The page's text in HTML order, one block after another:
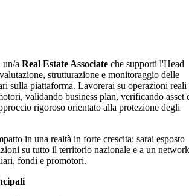
un/a Real Estate Associate che supporti l'Head
strutturazione e monitoraggio delle
sulla piattaforma. Lavorerai su operazioni reali
validando business plan, verificando asset
rigoroso orientato alla protezione degli
in una realtà in forte crescita: sarai esposto
su tutto il territorio nazionale e a un network
fondi e promotori.